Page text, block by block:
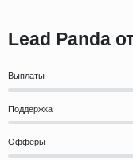
Lead Panda
Выплаты
Поддержка
Офферы